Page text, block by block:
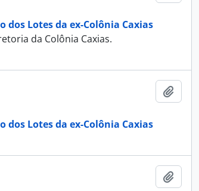
dos Lotes da ex-Colônia Caxias
da Colônia Caxias.
dos Lotes da ex-Colônia Caxias